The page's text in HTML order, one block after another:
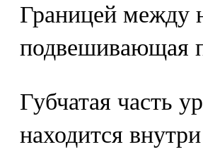
Границей между
подвешивающая
Губчатая часть
находится